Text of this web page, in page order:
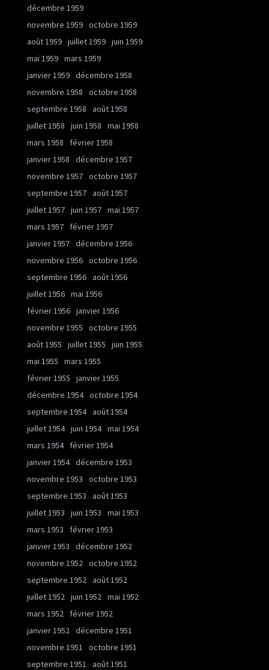
décembre 1959
novembre 1959 octobre 1959
août 1959 juillet 1959 juin 1959
mai 1959 mars 1959
janvier 1959 décembre 1958
novembre 1958
octobre 1958
septembre 1958
août 1958
juillet 1958
juin 1958
mai 1958
mars 1958
février 1958
janvier 1958
décembre 1957
novembre 1957 octobre 1957
septembre 1957 août 1957
juillet 1957 juin 1957 mai 1957
mars 1957
février 1957
janvier 1957 décembre 1956
novembre 1956 octobre 1956
septembre 1956 août 1956
juillet 1956 mai 1956
février 1956 janvier 1956
novembre 1955
octobre 1955
août 1955
juillet 1955
juin 1955
mai 1955
mars 1955
février 1955
janvier 1955
décembre 1954 octobre 1954
septembre 1954 août 1954
juillet 1954 juin 1954 mai 1954
mars 1954
février 1954
janvier 1954 décembre 1953
novembre 1953
octobre 1953
septembre 1953
août 1953
juillet 1953
juin 1953
mai 1953
mars 1953
février 1953
janvier 1953
décembre 1952
novembre 1952 octobre 1952
septembre 1952 août 1952
juillet 1952 juin 1952 mai 1952
mars 1952
février 1952
janvier 1952 décembre 1951
novembre 1951
octobre 1951
septembre 1951
août 1951